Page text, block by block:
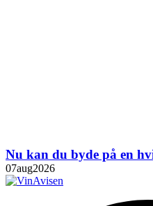
Nu kan du byde på en
07aug2026